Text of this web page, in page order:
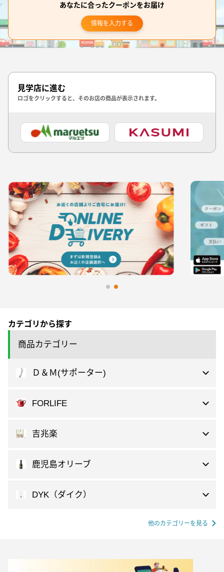
あなたに合ったクーポンをお届け
情報を入力する
見学店に進む
ロゴをクリックすると、そのお店の商品が表示されます。
カテゴリから探す
商品カテゴリー
Ｄ＆Ｍ(サポーター)
FORLIFE
吉兆楽
鹿児島オリーブ
DYK（ダイク）
他のカテゴリーを見る